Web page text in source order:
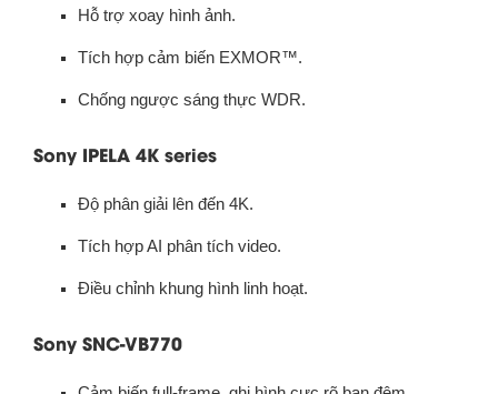
Hỗ trợ xoay hình ảnh.
Tích hợp cảm biến EXMOR™.
Chống ngược sáng thực WDR.
Sony IPELA 4K series
Độ phân giải lên đến 4K.
Tích hợp AI phân tích video.
Điều chỉnh khung hình linh hoạt.
Sony SNC-VB770